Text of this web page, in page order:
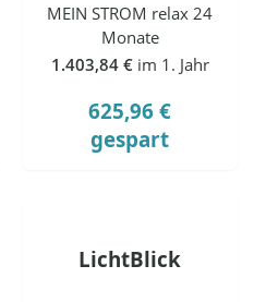
MEIN STROM relax 24
Monate
1.403,84 € im 1. Jahr
625,96 €
gespart
LichtBlick